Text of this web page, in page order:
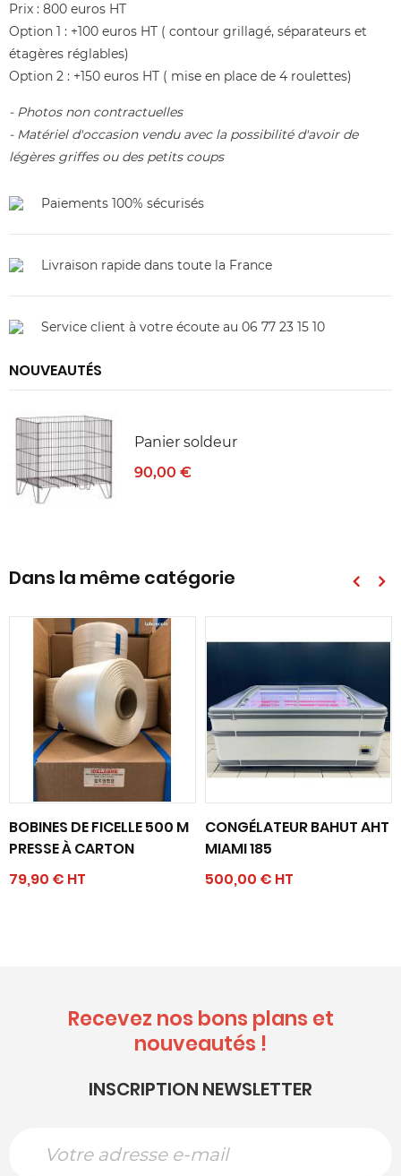
Prix : 800 euros HT
Option 1 : +100 euros HT ( contour grillagé, séparateurs et
étagères réglables)
Option 2 : +150 euros HT ( mise en place de 4 roulettes)
- Photos non contractuelles
- Matériel d'occasion vendu avec la possibilité d'avoir de
légères griffes ou des petits coups
Paiements 100% sécurisés
Livraison rapide dans toute la France
Service client à votre écoute au 06 77 23 15 10
NOUVEAUTÉS
Panier soldeur
90,00 €
Dans la même catégorie
BOBINES DE FICELLE 500 M
PRESSE À CARTON
79,90 € HT
CONGÉLATEUR BAHUT AHT
MIAMI 185
500,00 € HT
Recevez nos bons plans et
nouveautés !
INSCRIPTION NEWSLETTER